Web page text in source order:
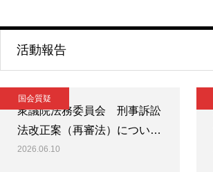
活動報告
国会質疑
衆議院法務委員会 刑事訴訟
法改正案（再審法）につい…
2026.06.10